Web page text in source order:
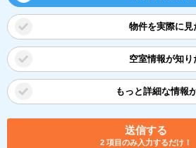
物件を実際に見
空室情報が知り
もっと詳細な情報
送信する
2 項目のみ入力するだけ！